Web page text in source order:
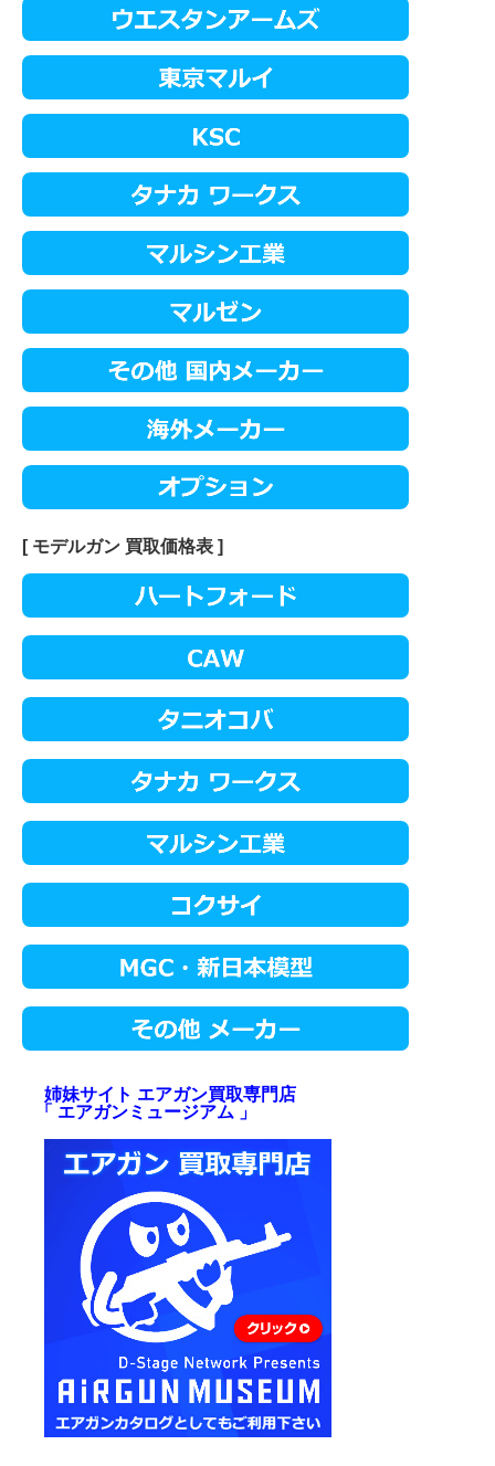
[ モデルガン 買取価格表 ]
姉妹サイト エアガン買取専門店
「 エアガンミュージアム 」